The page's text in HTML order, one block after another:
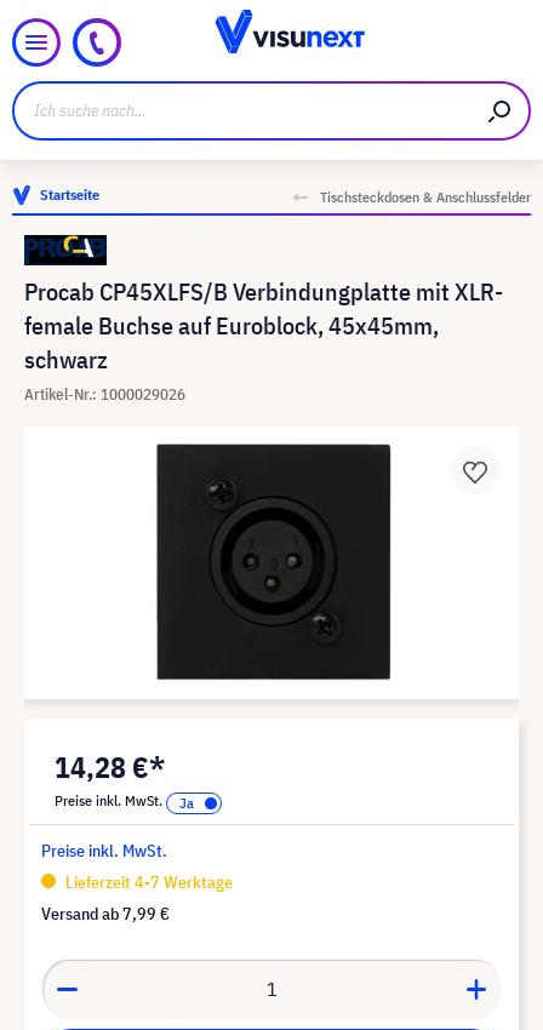
Startseite Tischsteckdosen & Anschlussfelder
Procab CP45XLFS/B Verbindungplatte mit XLR-
female Buchse auf Euroblock, 45x45mm,
schwarz
Artikel-Nr.: 1000029026
14,28 €*
Preise inkl. MwSt.
Preise inkl. MwSt.
Lieferzeit 4-7 Werktage
Versand ab7,99 €